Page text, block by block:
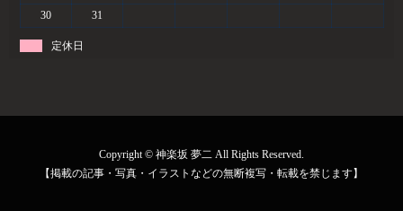
30
31
定休日
Copyright © 神楽坂 夢二 All Rights Reserved.
【掲載の記事・写真・イラストなどの無断複写・転載を禁じます】